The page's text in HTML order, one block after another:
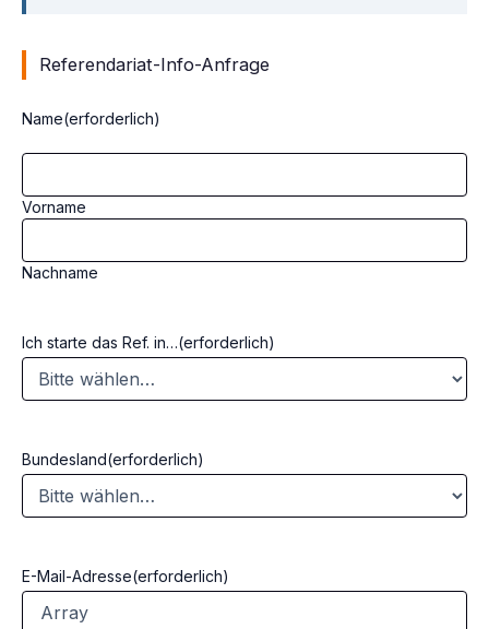
Referendariat-Info-Anfrage
Name(erforderlich)
Vorname
Nachname
Ich starte das Ref. in…(erforderlich)
Bundesland(erforderlich)
E-Mail-Adresse(erforderlich)